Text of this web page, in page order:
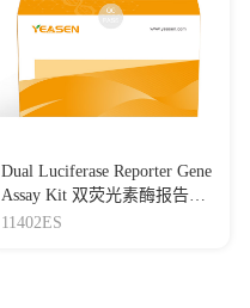
Dual Luciferase Reporter Gene
Assay Kit 双荧光素酶报告基
因检测试剂盒
11402ES